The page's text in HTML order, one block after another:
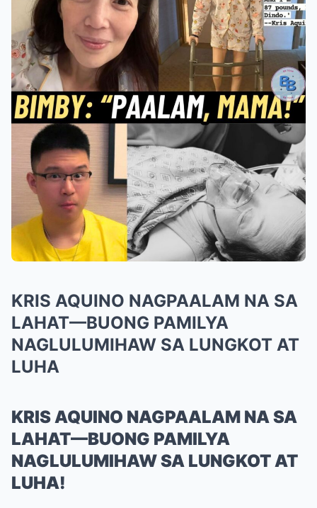
KRIS AQUINO NAGPAALAM NA SA
LAHAT—BUONG PAMILYA
NAGLULUMIHAW SA LUNGKOT AT
LUHA
KRIS AQUINO NAGPAALAM NA SA
LAHAT—BUONG PAMILYA
NAGLULUMIHAW SA LUNGKOT AT
LUHA!